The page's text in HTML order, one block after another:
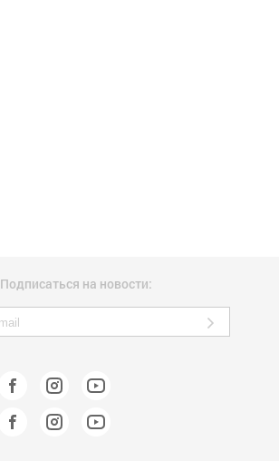
Подписаться на новости: